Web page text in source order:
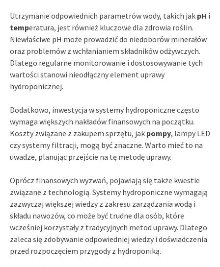
Utrzymanie odpowiednich parametrów wody, takich jak pH i
temperatura, jest również kluczowe dla zdrowia roślin.
Niewłaściwe pH może prowadzić do niedoborów minerałów
oraz problemów z wchłanianiem składników odżywczych.
Dlatego regularne monitorowanie i dostosowywanie tych
wartości stanowi nieodłączny element uprawy
hydroponicznej.
Dodatkowo, inwestycja w systemy hydroponiczne często
wymaga większych nakładów finansowych na początku.
Koszty związane z zakupem sprzętu, jak pompy, lampy LED
czy systemy filtracji, mogą być znaczne. Warto mieć to na
uwadze, planując przejście na tę metodę uprawy.
Oprócz finansowych wyzwań, pojawiają się także kwestie
związane z technologią. Systemy hydroponiczne wymagają
zazwyczaj większej wiedzy z zakresu zarządzania wodą i
składu nawozów, co może być trudne dla osób, które
wcześniej korzystały z tradycyjnych metod uprawy. Dlatego
zaleca się zdobywanie odpowiedniej wiedzy i doświadczenia
przed rozpoczęciem przygody z hydroponiką.